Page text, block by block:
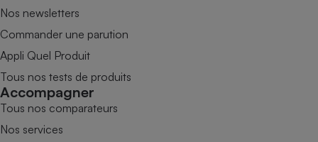
Nos newsletters
Commander une parution
Appli Quel Produit
Tous nos tests de produits
Accompagner
Tous nos comparateurs
Nos services